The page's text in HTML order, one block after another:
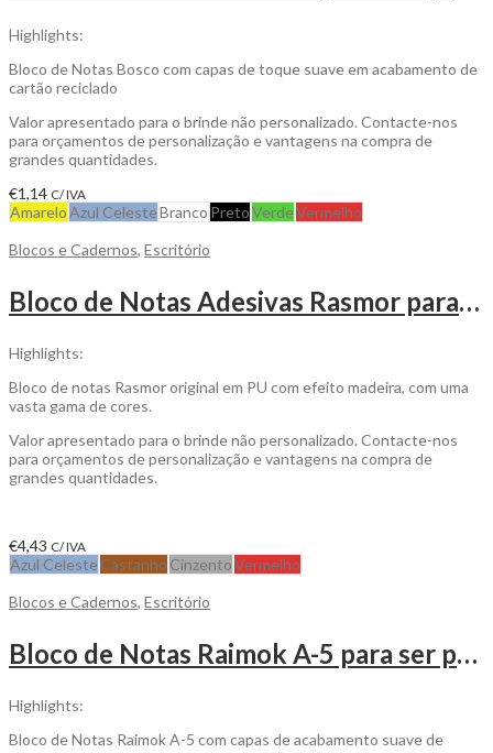
Highlights:
Bloco de Notas Bosco com capas de toque suave em acabamento de
cartão reciclado
Valor apresentado para o brinde não personalizado. Contacte-nos
para orçamentos de personalização e vantagens na compra de
grandes quantidades.
€1,14 C/ IVA
AmareloAzul CelesteBranco PretoVerdeVermelho
Blocos e Cadernos, Escritório
Bloco de Notas Adesivas Rasmor para ser personalizado
Highlights:
Bloco de notas Rasmor original em PU com efeito madeira, com uma
vasta gama de cores.
Valor apresentado para o brinde não personalizado. Contacte-nos
para orçamentos de personalização e vantagens na compra de
grandes quantidades.
€4,43 C/ IVA
Azul Celeste Castanho CinzentoVermelho
Blocos e Cadernos, Escritório
Bloco de Notas Raimok A-5 para ser personalizado
Highlights:
Bloco de Notas Raimok A-5 com capas de acabamento suave de